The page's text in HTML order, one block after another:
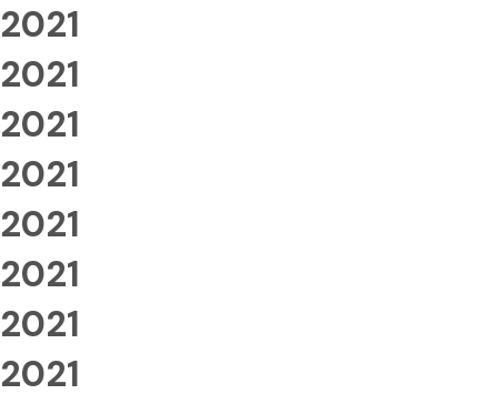
2021
2021
2021
2021
2021
2021
2021
2021